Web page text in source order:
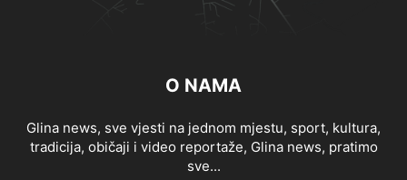
O NAMA
Glina news, sve vjesti na jednom mjestu, sport, kultura,
tradicija, običaji i video reportaže, Glina news, pratimo
sve...